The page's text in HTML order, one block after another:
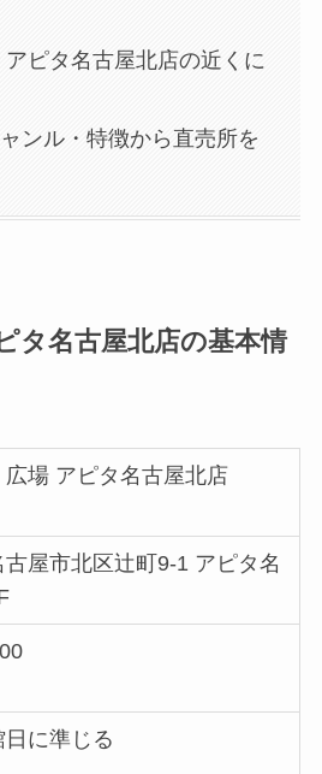
ピタ名古屋北店の近くに
ンル・特徴から直売所を
タ名古屋北店の基本情
広場 アピタ名古屋北店
屋市北区辻町9-1 アピタ名
に準じる